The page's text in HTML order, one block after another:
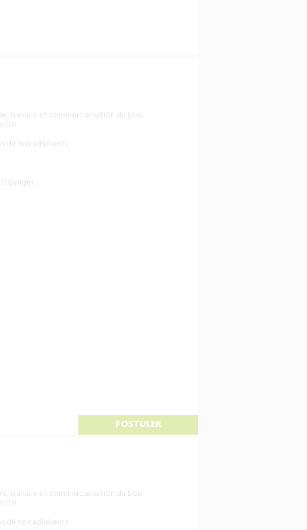
travaux et commercialisation du bois
de nos adhérents
;
POSTULER
travaux et commercialisation du bois
de nos adhérents